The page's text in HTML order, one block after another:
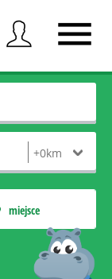
miejsce